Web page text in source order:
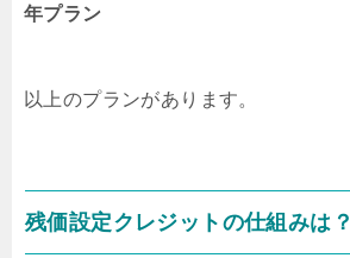
年プラン
以上のプランがあります。
残価設定クレジットの仕組みは？